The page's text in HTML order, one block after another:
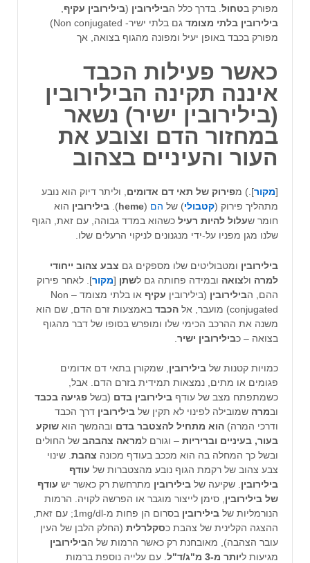
מפורק בטחול . בדרך כלל הבילירובין (בילירובין עקיף
בילירובין בלתי מצומד
גם בלתי ישיר- Non conjugated)
מפורק בכבד באופן יעיל ומפונה מהגוף בצואה, אך
כאשר פעילות הכבד
איננה תקינה הבילירובין
(בילירובין ישיר) נשאר
במחזור הדם וצובע את
העור והעיניים בצהוב
[מקור].) מפירוק של תאי דם אדומים , וליתר דיוק הוא נובע
מתהליך פירוק (קטבולי) של הם (
heme
). בילירובין הוא
חומר שעלול להיות רעיל כשהוא במדד גבוהה, עם זאת, הגוף
שלנו מגן מפניו על-ידי מנגנונים לניקוי הרעלים שלו.
בילירובין ומטבוליטים שלו מספקים גם צבע צהוב ייחודי
למרה ולצואה ובמידה פחותה גם לשתן [מקור]. לאחר פירוק
ההם, הבילירובין (בילירובין עקיף
או בלתי מצומד – Non
conjugated) מועבר, אל
הכבד באמצעות זרם הדם, שם הוא
משנה את ההרכב הכימי שלו ומופרש בסופו של דבר מהגוף
בצואה – כבילירובין ישיר
כמויות קטנות של בילירובין , שמקורן בתאי דם אדומים
פגומים או מתים, נמצאות תמידית בזרם הדם. אבל,
כשמתפתח מצב של עודף בילירובין בדם (בשל פגיעה בכבד
ובמרה שמובילה לפינוי לא תקין של בילירובין דרך הכבד
ודרכי המרה) הוא מתחיל להצטבר בדם ובהמשך הוא שוקע
בעור, בעיניים ובריריות – וגורם למראה צהבהב של החולים
ובשל כך המחלה בה הוא מככב בעודף מכונה צהבת . שינוי
צבע צהוב של רקמת הגוף נובע מהצטברות של עודף
בילירובין . שקיעה של בילירובין מתרחשת רק כאשר יש עודף
של בילירובין , סימן לייצור מוגבר או הפרשה לקויה. הרמות
הנורמליות של בילירובין
בסרום הן פחות מ-1mg/dl; עם זאת,
ההצגה הקלינית של צהבת כסקלרלית (החלק הלבן של העין
עובר הצהבה), מאובחנת רק כאשר הרמות של הבילירובין
מגיעות ליותר מ-3 מ"ג/ד"ל
. עם עלייה נוספת ברמות